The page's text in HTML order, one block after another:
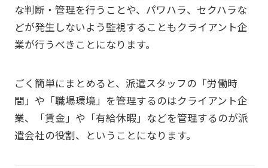
な判断・管理を行うことや、パワハラ、セクハラな
どが発生しないよう監視することもクライアント企
業が行うべきことになります。
ごく簡単にまとめると、派遣スタッフの「労働時
間」や「職場環境」を管理するのはクライアント企
業、「賃金」や「有給休暇」などを管理するのが派
遣会社の役割、ということになります。